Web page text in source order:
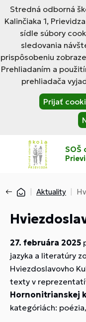
Stredná odborná
Kalinčiaka 1,
sídle súbory
sledovania
prispôsobeniu
Prehliadaním a
prehliadača
Prijať
SOŠ
Aktuality
27. februára 2025
jazyka a literatúry
Hviezdoslavovho
texty v
Hornonitrianskej
kategóriách: